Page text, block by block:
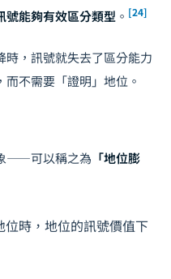
號能夠有效區分類型 。 [24]
，訊號就失去了區分能力
不需要「證明」地位。
——可以稱之為 「地位膨
時，地位的訊號價值下